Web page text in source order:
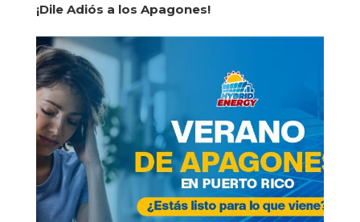
¡Dile Adiós a los Apagones!